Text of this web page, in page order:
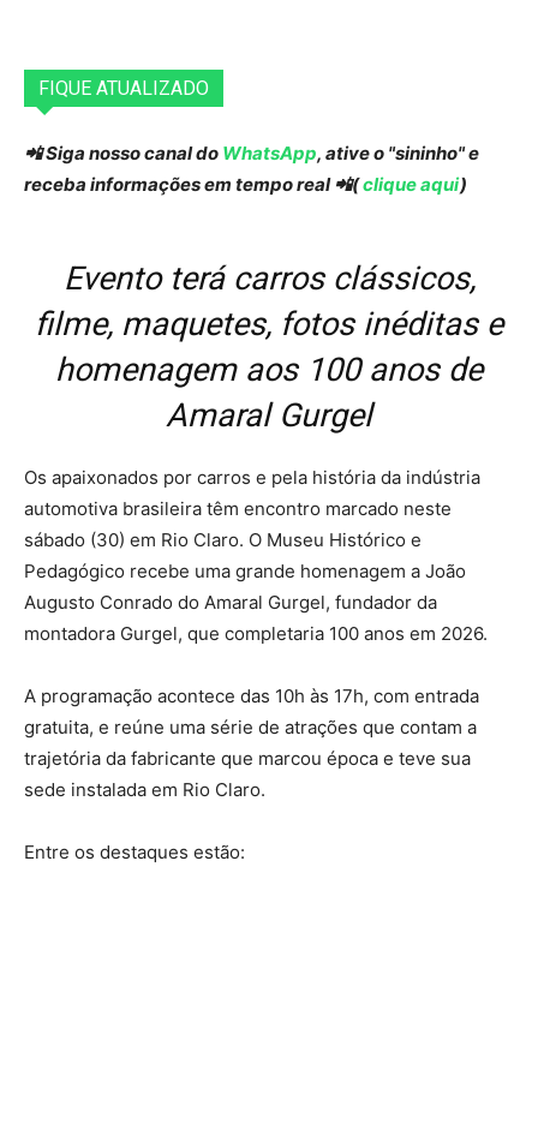
FIQUE ATUALIZADO
📲 Siga nosso canal do WhatsApp, ative o "sininho" e
receba informações em tempo real 📲(clique aqui)
Evento terá carros clássicos,
filme, maquetes, fotos inéditas e
homenagem aos 100 anos de
Amaral Gurgel
Os apaixonados por carros e pela história da indústria
automotiva brasileira têm encontro marcado neste
sábado (30) em Rio Claro. O Museu Histórico e
Pedagógico recebe uma grande homenagem a João
Augusto Conrado do Amaral Gurgel, fundador da
montadora Gurgel, que completaria 100 anos em 2026.
A programação acontece das 10h às 17h, com entrada
gratuita, e reúne uma série de atrações que contam a
trajetória da fabricante que marcou época e teve sua
sede instalada em Rio Claro.
Entre os destaques estão: